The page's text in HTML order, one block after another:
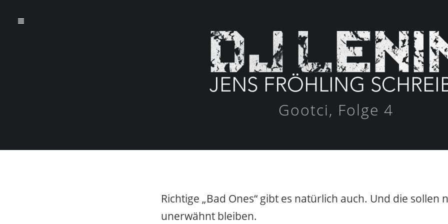
Gootci, Folge 4
Richtige „Bad Ones“ gibt es natürlich auch. Und die sollen
unerwähnt bleiben.